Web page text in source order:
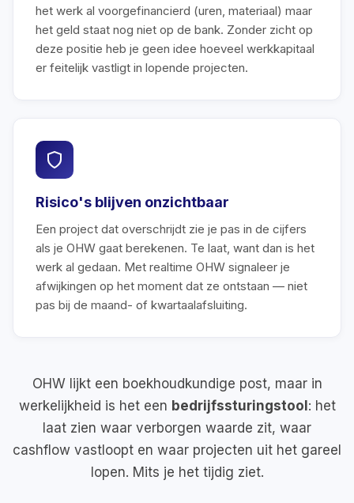
het werk al voorgefinancierd (uren, materiaal) maar
het geld staat nog niet op de bank. Zonder zicht op
deze positie heb je geen idee hoeveel werkkapitaal
er feitelijk vastligt in lopende projecten.
Risico's blijven onzichtbaar
Een project dat overschrijdt zie je pas in de cijfers
als je OHW gaat berekenen. Te laat, want dan is het
werk al gedaan. Met realtime OHW signaleer je
afwijkingen op het moment dat ze ontstaan — niet
pas bij de maand- of kwartaalafsluiting.
OHW lijkt een boekhoudkundige post, maar in
werkelijkheid is het een bedrijfssturingstool : het
laat zien waar verborgen waarde zit, waar
cashflow vastloopt en waar projecten uit het gareel
lopen. Mits je het tijdig ziet.